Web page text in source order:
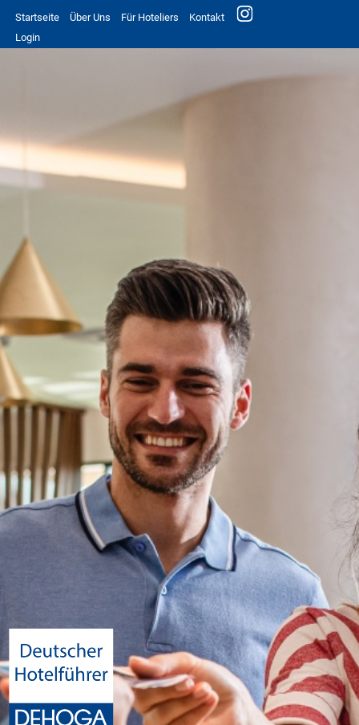
Startseite Über Uns Für Hoteliers
Kontakt
Login